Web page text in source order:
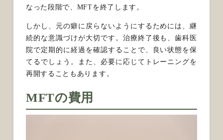
なった段階で、MFTを終了します。
しかし、元の癖に戻らないようにするためには、継
続的な意識づけが大切です。治療終了後も、歯科医
院で定期的に経過を確認することで、良い状態を保
てるでしょう。また、必要に応じてトレーニングを
再開することもあります。
MFTの費用